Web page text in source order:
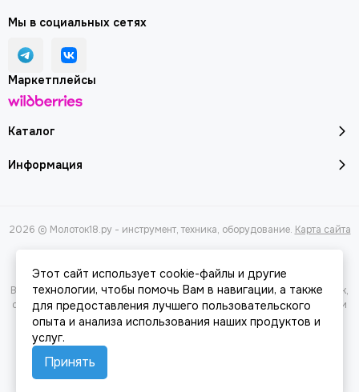
Каталог
Информация
Мы в социальных сетях
Маркетплейсы
2026 © Молоток18.ру - инструмент, техника, оборудование. Карта сайта
Вся представленная на сайте информация, касающаяся характеристик,
стоимости товаров и услуг, носит информационный характер и ни при
каких условиях не является публичной офертой, определяемой
положениями Статьи 437(2) Гражданского кодекса РФ.
Этот сайт использует cookie-файлы и другие
технологии, чтобы помочь Вам в навигации, а также
для предоставления лучшего пользовательского
опыта и анализа использования наших продуктов и
услуг.
Принять